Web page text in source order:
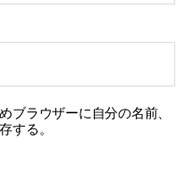
ブラウザーに自分の名前、
する。